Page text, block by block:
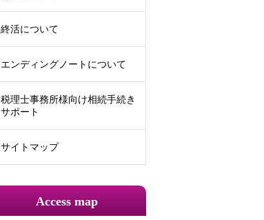
終活について
エンディングノートについて
税理士事務所様向け相続手続き
サポート
サイトマップ
Access map